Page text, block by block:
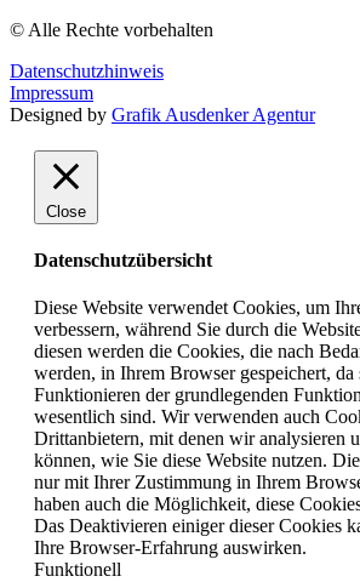
© Alle Rechte vorbehalten
Datenschutzhinweis
Impressum
Designed by Grafik Ausdenker Agentur
Close
Datenschutzübersicht
Diese Website verwendet Cookies, um
verbessern, während Sie durch die
diesen werden die Cookies, die nach
werden, in Ihrem Browser gespeichert, da
Funktionieren der grundlegenden
wesentlich sind. Wir verwenden auch
Drittanbietern, mit denen wir analysieren
können, wie Sie diese Website nutzen.
nur mit Ihrer Zustimmung in Ihrem
haben auch die Möglichkeit, diese
Das Deaktivieren einiger dieser Cookies
Ihre Browser-Erfahrung auswirken.
Funktionell